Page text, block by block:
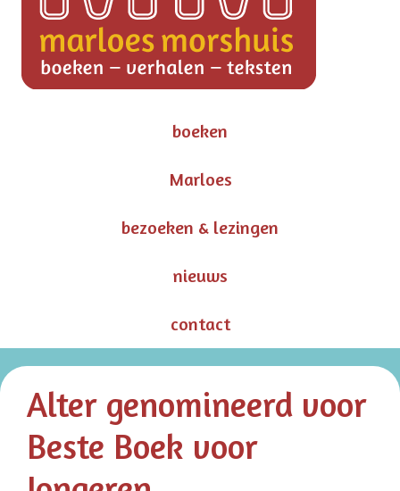
boeken
Marloes
bezoeken & lezingen
nieuws
contact
Alter genomineerd voor
Beste Boek voor